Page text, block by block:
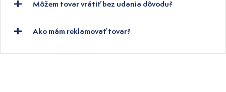
Môžem tovar vrátiť bez udania dôvodu?
Ako mám reklamovať tovar?